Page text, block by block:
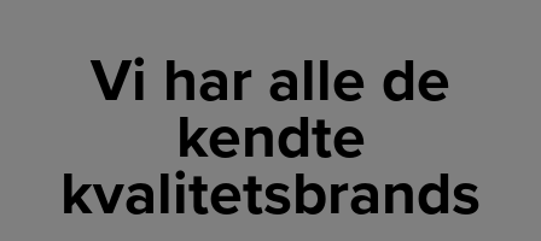
Vi har alle de
kendte
kvalitetsbrands